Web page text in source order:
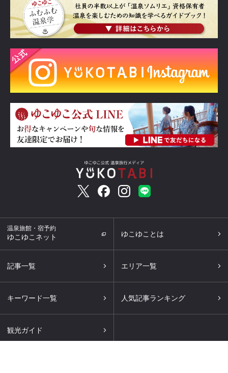
温泉旅館・宿予約
ゆこゆこネット ゆこゆことは
記事一覧 エリア一覧
キーワード一覧 人気記事ランキング
観光ガイド